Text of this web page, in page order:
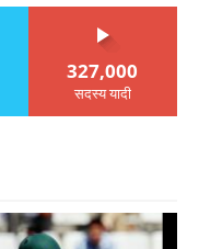
327,000
सदस्य यादी